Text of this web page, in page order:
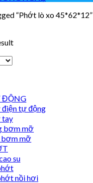
“Phớt lò xo 45*62*12”
ĐỘNG
tự động
tay
bơm mỡ
bơm mỡ
su
nồi hơi